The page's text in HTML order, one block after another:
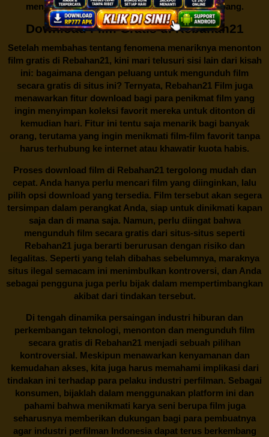
menjadi perbincangan seru yang terus berkembang.
Download Film Gratis di Rebahan21
Setelah membahas tentang fenomena menariknya menonton
film gratis di Rebahan21, kini mari telusuri sisi lain dari kisah
ini: bagaimana dengan peluang untuk mengunduh film
secara gratis di situs ini? Ternyata, Rebahan21 Film juga
menawarkan fitur download bagi para penikmat film yang
ingin menyimpan koleksi favorit mereka untuk ditonton di
kemudian hari. Fitur ini tentu saja menarik bagi banyak
orang, terutama yang ingin menikmati film-film favorit tanpa
harus terhubung ke internet atau khawatir kuota habis.
Proses download film di Rebahan21tergolong mudah dan
cepat. Anda hanya perlu mencari film yang diinginkan, lalu
pilih opsi download yang tersedia. Film tersebut akan segera
tersimpan dalam perangkat Anda, siap untuk dinikmati kapan
saja dan di mana saja. Namun, perlu diingat bahwa
mengunduh film secara gratis dari situs-situs seperti
Rebahan21 juga berarti berurusan dengan risiko dan
legalitas. Seperti yang telah dibahas sebelumnya, maraknya
situs ilegal semacam ini menimbulkan kontroversi, dan Anda
sebagai pengguna juga perlu bijak dalam mempertimbangkan
akibat dari tindakan tersebut.
Di tengah dinamika persaingan industri hiburan dan
perkembangan teknologi, menonton dan mengunduh film
secara gratis di Rebahan21 menjadi sebuah pilihan
kontroversial. Meskipun menawarkan kenyamanan dan
kemudahan akses, kita juga harus memahami implikasi dari
tindakan ini terhadap para pelaku industri perfilman. Sebagai
konsumen, bijaklah dalam menggunakan platform ini dan
pahami bahwa menikmati karya seni berupa film juga
seharusnya memberikan dukungan bagi para pembuatnya
agar industri perfilman Indonesia dapat terus berkembang